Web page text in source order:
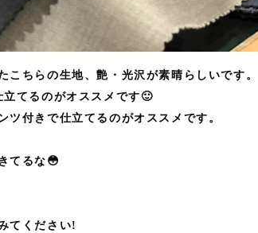
こちらの生地、艶・光沢が素晴らしいです。
てるのがオススメです🙂
付きで仕立てるのがオススメです。
てるな😳
てください!